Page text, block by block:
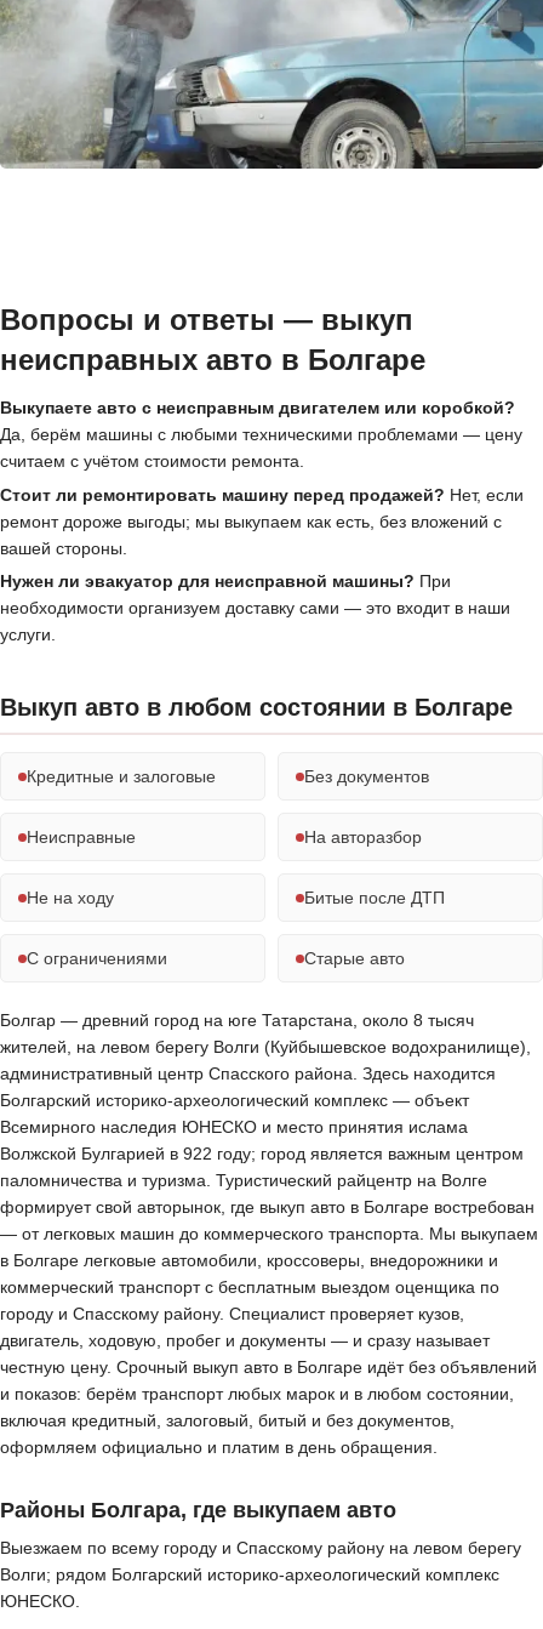
Вопросы и ответы — выкуп
неисправных авто в Болгаре
Выкупаете авто с неисправным двигателем или коробкой?
Да, берём машины с любыми техническими проблемами — цену
считаем с учётом стоимости ремонта.
Стоит ли ремонтировать машину перед продажей? Нет, если
ремонт дороже выгоды; мы выкупаем как есть, без вложений с
вашей стороны.
Нужен ли эвакуатор для неисправной машины? При
необходимости организуем доставку сами — это входит в наши
услуги.
Выкуп авто в любом состоянии в Болгаре
Кредитные и залоговые Без документов
Неисправные На авторазбор
Не на ходу Битые после ДТП
С ограничениями Старые авто
Болгар — древний город на юге Татарстана, около 8 тысяч
жителей, на левом берегу Волги (Куйбышевское водохранилище),
административный центр Спасского района. Здесь находится
Болгарский историко-археологический комплекс — объект
Всемирного наследия ЮНЕСКО и место принятия ислама
Волжской Булгарией в 922 году; город является важным центром
паломничества и туризма. Туристический райцентр на Волге
формирует свой авторынок, где выкуп авто в Болгаре востребован
— от легковых машин до коммерческого транспорта. Мы выкупаем
в Болгаре легковые автомобили, кроссоверы, внедорожники и
коммерческий транспорт с бесплатным выездом оценщика по
городу и Спасскому району. Специалист проверяет кузов,
двигатель, ходовую, пробег и документы — и сразу называет
честную цену. Срочный выкуп авто в Болгаре идёт без объявлений
и показов: берём транспорт любых марок и в любом состоянии,
включая кредитный, залоговый, битый и без документов,
оформляем официально и платим в день обращения.
Районы Болгара, где выкупаем авто
Выезжаем по всему городу и Спасскому району на левом берегу
Волги; рядом Болгарский историко-археологический комплекс
ЮНЕСКО.